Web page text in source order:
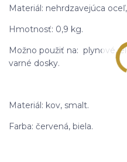
Materiál: nehrdzavejúca
Hmotnosť: 0,9 kg.
Možno použiť na: plynové,
varné dosky.
Materiál: kov, smalt.
Farba: červená, biela.